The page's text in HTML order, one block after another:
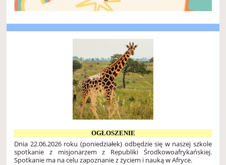
OGŁOSZENIE
Dnia 22.06.2026 roku (poniedziałek) odbędzie się w naszej szkole
spotkanie z misjonarzem z Republiki Środkowoafrykańskiej.
Spotkanie ma na celu zapoznanie z życiem i nauką w Afryce.